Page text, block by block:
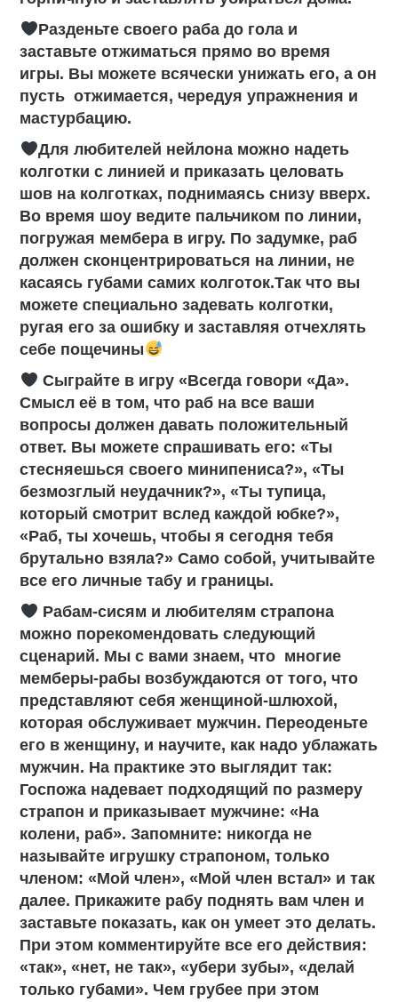
Разденьте своего раба до гола и
заставьте отжиматься прямо во время
игры. Вы можете всячески унижать его, а он
пусть отжимается, чередуя упражнения и
мастурбацию.
Для любителей нейлона можно надеть
колготки с линией и приказать целовать
шов на колготках, поднимаясь снизу вверх.
Во время шоу ведите пальчиком по линии,
погружая мембера в игру. По задумке, раб
должен сконцентрироваться на линии, не
касаясь губами самих колготок.Так что вы
можете специально задевать колготки,
ругая его за ошибку и заставляя отчехлять
себе пощечины
Сыграйте в игру «Всегда говори «Да».
Смысл её в том, что раб на все ваши
вопросы должен давать положительный
ответ. Вы можете спрашивать его: «Ты
стесняешься своего минипениса?», «Ты
безмозглый неудачник?», «Ты тупица,
который смотрит вслед каждой юбке?»,
«Раб, ты хочешь, чтобы я сегодня тебя
брутально взяла?» Само собой, учитывайте
все его личные табу и границы.
Рабам-сисям и любителям страпона
можно порекомендовать следующий
сценарий. Мы с вами знаем, что многие
мемберы-рабы возбуждаются от того, что
представляют себя женщиной-шлюхой,
которая обслуживает мужчин. Переоденьте
его в женщину, и научите, как надо ублажать
мужчин. На практике это выглядит так:
Госпожа надевает подходящий по размеру
страпон и приказывает мужчине: «На
колени, раб». Запомните: никогда не
называйте игрушку страпоном, только
членом: «Мой член», «Мой член встал» и так
далее. Прикажите рабу поднять вам член и
заставьте показать, как он умеет это делать.
При этом комментируйте все его действия:
«так», «нет, не так», «убери зубы», «делай
только губами». Чем грубее при этом